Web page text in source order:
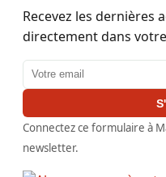
Recevez les dernières
directement dans
Adresse email
Connectez ce formulaire à
newsletter.